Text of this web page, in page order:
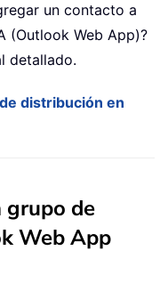
un contacto a
(Outlook Web App)?
detallado.
distribución en
grupo de
Web App